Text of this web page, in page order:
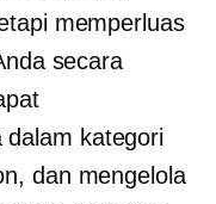
memperluas
secara
dalam kategori
dan mengelola